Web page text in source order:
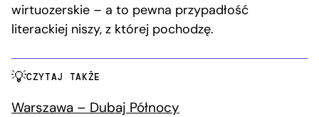
wirtuozerskie – a to pewna przypadłość
literackiej niszy, z której pochodzę.
CZYTAJ TAKŻE
Warszawa – Dubaj Północy